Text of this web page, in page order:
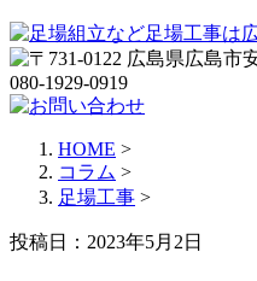
HOME >
コラム >
足場工事 >
投稿日：2023年5月2日